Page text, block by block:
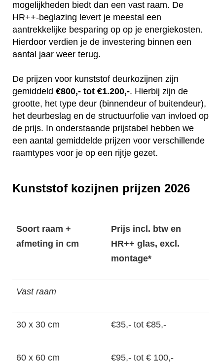
mogelijkheden biedt dan een vast raam. De
HR++-beglazing levert je meestal een
aantrekkelijke besparing op op je energiekosten.
Hierdoor verdien je de investering binnen een
aantal jaar weer terug.
De prijzen voor kunststof deurkozijnen zijn
gemiddeld €800,- tot €1.200,-. Hierbij zijn de
grootte, het type deur (binnendeur of buitendeur),
het deurbeslag en de structuurfolie van invloed op
de prijs. In onderstaande prijstabel hebben we
een aantal gemiddelde prijzen voor verschillende
raamtypes voor je op een rijtje gezet.
Kunststof kozijnen prijzen 2026
Soort raam +
afmeting in cm
Prijs incl. btw en
HR++ glas, excl.
montage*
Vast raam
30 x 30 cm €35,- tot €85,-
60 x 60 cm €95,- tot € 100,-